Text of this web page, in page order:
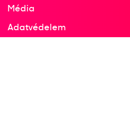
Média
Adatvédelem